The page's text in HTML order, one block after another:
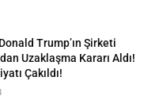
Trump’ın Şirketi
Uzaklaşma Kararı Aldı!
Çakıldı!